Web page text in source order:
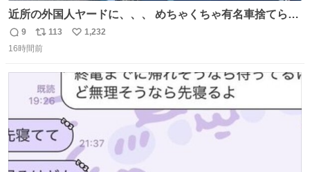
近所の外国人ヤードに、、、 めちゃくちゃ有名車捨てられ
てました😭 外装ぼろぼろだし、、 中も何にも残ってない
し、、 可哀想に😢😢 今まで数十年お疲れ様でした、、 #バ
返
信
9
リ
ポ
ト
数
113
い
数
1,232
16時間前